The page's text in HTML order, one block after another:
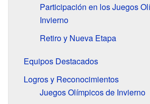
Participación en los Juegos
Invierno
Retiro y Nueva Etapa
Equipos Destacados
Logros y Reconocimientos
Juegos Olímpicos de Invierno